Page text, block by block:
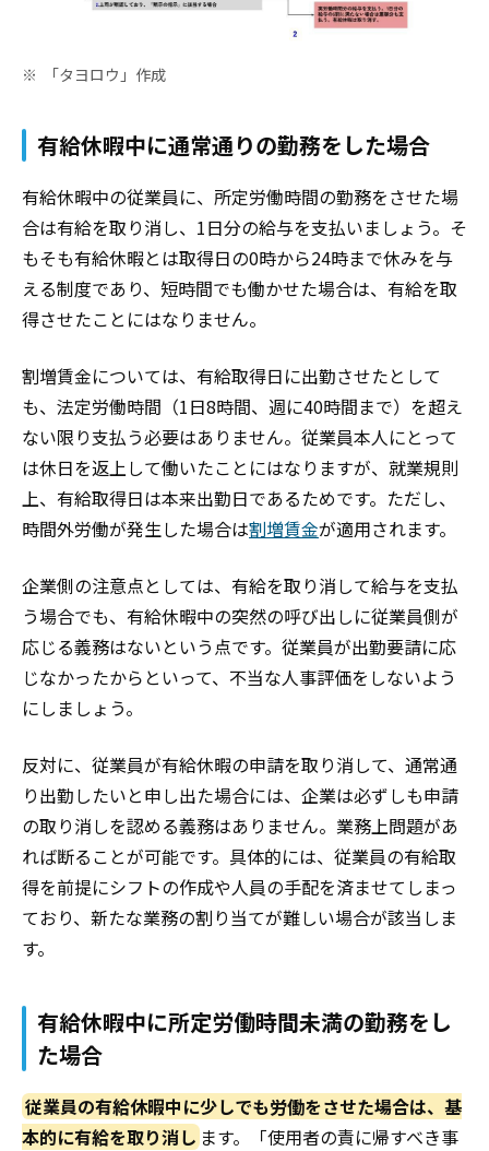
「タヨロウ」作成
有給休暇中に通常通りの勤務をした場合
有給休暇中の従業員に、所定労働時間の勤務をさせた場
合は有給を取り消し、1日分の給与を支払いましょう。そ
もそも有給休暇とは取得日の0時から24時まで休みを与
える制度であり、短時間でも働かせた場合は、有給を取
得させたことにはなりません。
割増賃金については、有給取得日に出勤させたとして
も、法定労働時間（1日8時間、週に40時間まで）を超え
ない限り支払う必要はありません。従業員本人にとって
は休日を返上して働いたことにはなりますが、就業規則
上、有給取得日は本来出勤日であるためです。 ただし、
時間外労働が発生した場合は割増賃金が適用されます。
企業側の注意点としては、有給を取り消して給与を支払
う場合でも、有給休暇中の突然の呼び出しに従業員側が
応じる義務はないという点です。従業員が出勤要請に応
じなかったからといって、不当な人事評価をしないよう
にしましょう。
反対に、従業員が有給休暇の申請を取り消して、通常通
り出勤したいと申し出た場合には、企業は必ずしも申請
の取り消しを認める義務はありません。業務上問題があ
れば断ることが可能です。具体的には、従業員の有給取
得を前提にシフトの作成や人員の手配を済ませてしまっ
ており、新たな業務の割り当てが難しい場合が該当しま
す。
有給休暇中に所定労働時間未満の勤務をし
た場合
従業員の有給休暇中に少しでも労働をさせた場合は、基
本的に有給を取り消し ます。「使用者の責に帰すべき事